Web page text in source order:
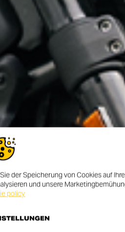
der Speicherung von Cookies auf
und unsere
policy